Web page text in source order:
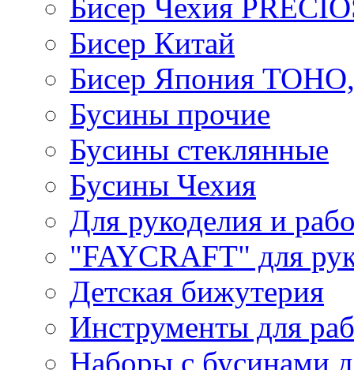
Бисер Чехия
Бисер Китай
Бисер Япония
Бусины прочие
Бусины стеклянные
Бусины Чехия
Для рукоделия и
"FAYCRAFT" для
Детская бижутерия
Инструменты для
Наборы с бусинами